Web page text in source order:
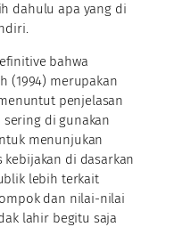
dahulu apa yang di
bahwa
(1994) merupakan
penjelasan
di gunakan
menunjukan
kebijakan di dasarkan
lebih terkait
dan nilai-nilai
lahir begitu saja